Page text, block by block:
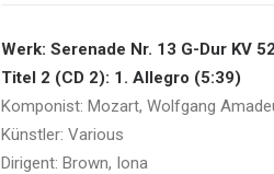
Werk: Serenade Nr. 13 G-Dur KV
Titel 2 (CD 2): 1. Allegro (5:39)
Komponist: Mozart, Wolfgang
Künstler: Various
Dirigent: Brown, Iona